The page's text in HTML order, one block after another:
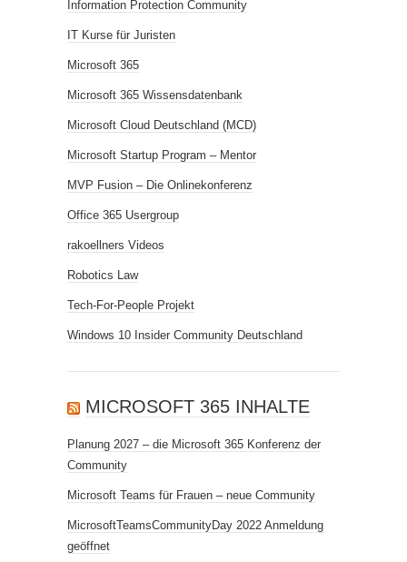
Information Protection Community
IT Kurse für Juristen
Microsoft 365
Microsoft 365 Wissensdatenbank
Microsoft Cloud Deutschland (MCD)
Microsoft Startup Program – Mentor
MVP Fusion – Die Onlinekonferenz
Office 365 Usergroup
rakoellners Videos
Robotics Law
Tech-For-People Projekt
Windows 10 Insider Community Deutschland
MICROSOFT 365 INHALTE
Planung 2027 – die Microsoft 365 Konferenz der
Community
Microsoft Teams für Frauen – neue Community
MicrosoftTeamsCommunityDay 2022 Anmeldung
geöffnet